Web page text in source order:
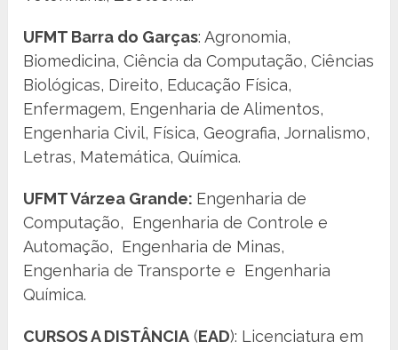
UFMT Barra do Garças: Agronomia,
Biomedicina, Ciência da Computação, Ciências
Biológicas, Direito, Educação Física,
Enfermagem, Engenharia de Alimentos,
Engenharia Civil, Física, Geografia, Jornalismo,
Letras, Matemática, Química.
UFMT Várzea Grande: Engenharia de
Computação, Engenharia de Controle e
Automação, Engenharia de Minas,
Engenharia de Transporte e Engenharia
Química.
CURSOS A DISTÂNCIA (EAD): Licenciatura em